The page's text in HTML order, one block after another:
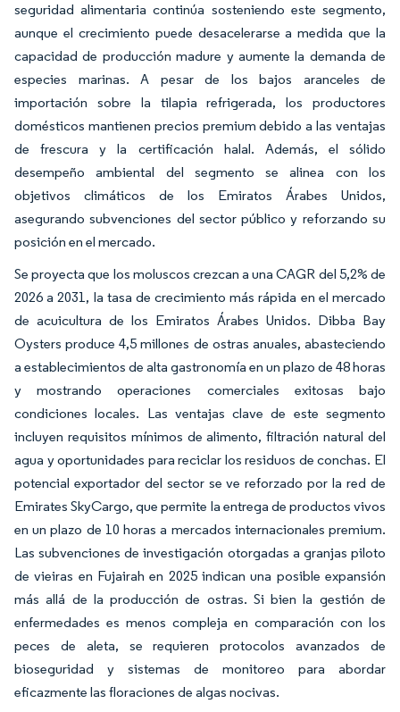
seguridad alimentaria continúa sosteniendo este segmento,
aunque el crecimiento puede desacelerarse a medida que la
capacidad de producción madure y aumente la demanda de
especies marinas. A pesar de los bajos aranceles de
importación sobre la tilapia refrigerada, los productores
domésticos mantienen precios premium debido a las ventajas
de frescura y la certificación halal. Además, el sólido
desempeño ambiental del segmento se alinea con los
objetivos climáticos de los Emiratos Árabes Unidos,
asegurando subvenciones del sector público y reforzando su
posición en el mercado.
Se proyecta que los moluscos crezcan a una CAGR del 5,2% de
2026 a 2031, la tasa de crecimiento más rápida en el mercado
de acuicultura de los Emiratos Árabes Unidos. Dibba Bay
Oysters produce 4,5 millones de ostras anuales, abasteciendo
a establecimientos de alta gastronomía en un plazo de 48 horas
y mostrando operaciones comerciales exitosas bajo
condiciones locales. Las ventajas clave de este segmento
incluyen requisitos mínimos de alimento, filtración natural del
agua y oportunidades para reciclar los residuos de conchas. El
potencial exportador del sector se ve reforzado por la red de
Emirates SkyCargo, que permite la entrega de productos vivos
en un plazo de 10 horas a mercados internacionales premium.
Las subvenciones de investigación otorgadas a granjas piloto
de vieiras en Fujairah en 2025 indican una posible expansión
más allá de la producción de ostras. Si bien la gestión de
enfermedades es menos compleja en comparación con los
peces de aleta, se requieren protocolos avanzados de
bioseguridad y sistemas de monitoreo para abordar
eficazmente las floraciones de algas nocivas.